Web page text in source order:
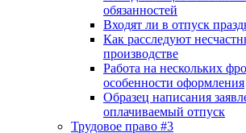
обязанностей
Входят ли в отпуск
Как расследуют
производстве
Работа на нескольких
особенности оформления
Образец написания
оплачиваемый отпуск
Трудовое право #3